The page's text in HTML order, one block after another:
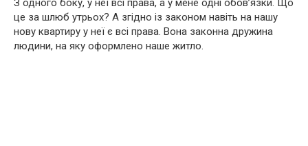
З одного боку, у неї всі права, а у мене одні обов’язки. Що
це за шлюб утрьох? А згідно із законом навіть на нашу
нову квартиру у неї є всі права. Вона законна дружина
людини, на яку оформлено наше житло.